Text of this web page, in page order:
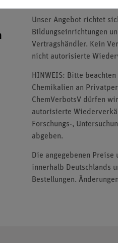
Unser Angebot richtet
Bildungseinrichtungen
Vertragshändler. Kein
nicht autorisierte
HINWEIS: Bitte
Chemikalien an
ChemVerbotsV dürfen
autorisierte
Forschungs-,
abgeben.
Die angegebenen Preise
innerhalb Deutschlands
Bestellungen.